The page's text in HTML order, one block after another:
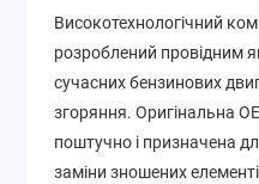
Високотехнологічний
розроблений провідним
сучасних бензинових
згоряння. Оригінальна
поштучно і призначена
заміни зношених